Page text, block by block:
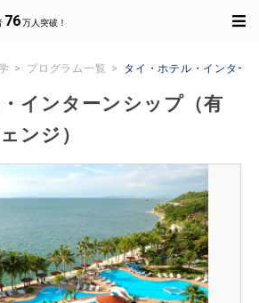
76万人突破！
プログラム一覧 タイ・ホテル・インター
インターンシップ（有
ンジ）